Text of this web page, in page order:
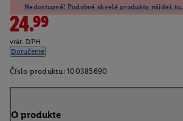
Nedostupné! Podobné skvelé produkty nájdeš tu.
24.99
vrát. DPH
Doručenie
Číslo produktu: 100385690
O produkte